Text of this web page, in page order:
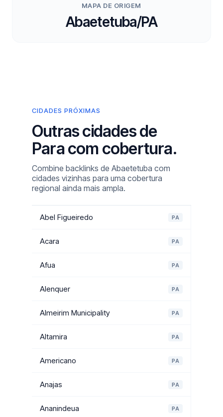
MAPA DE ORIGEM
Abaetetuba/PA
CIDADES PRÓXIMAS
Outras cidades de
Para com cobertura.
Combine backlinks de Abaetetuba com
cidades vizinhas para uma cobertura
regional ainda mais ampla.
Abel Figueiredo PA
Acara PA
Afua PA
Alenquer PA
Almeirim Municipality PA
Altamira PA
Americano PA
Anajas PA
Ananindeua PA